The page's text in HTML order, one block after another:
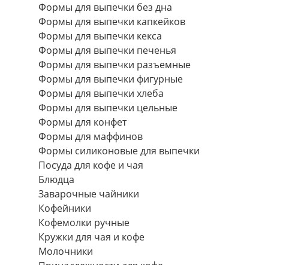
Формы для выпечки без дна
Формы для выпечки капкейков
Формы для выпечки кекса
Формы для выпечки печенья
Формы для выпечки разъемные
Формы для выпечки фигурные
Формы для выпечки хлеба
Формы для выпечки цельные
Формы для конфет
Формы для маффинов
Формы силиконовые для выпечки
Посуда для кофе и чая
Блюдца
Заварочные чайники
Кофейники
Кофемолки ручные
Кружки для чая и кофе
Молочники